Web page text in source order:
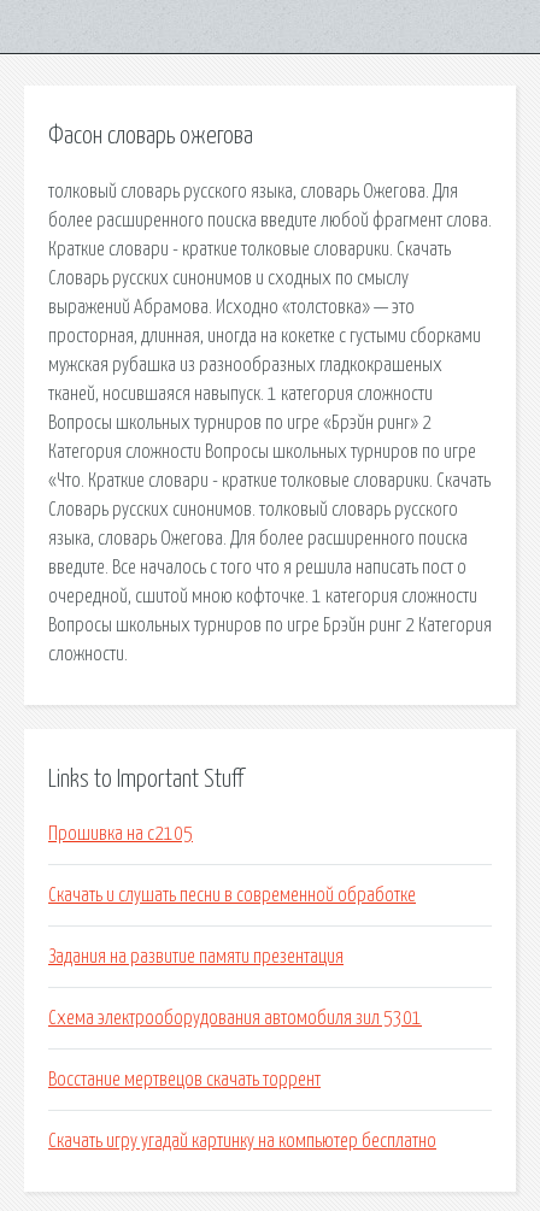
Фасон словарь ожегова
толковый словарь русского языка, словарь Ожегова. Для
более расширенного поиска введите любой фрагмент слова.
Краткие словари - краткие толковые словарики. Скачать
Словарь русских синонимов и сходных по смыслу
выражений Абрамова. Исходно «толстовка» — это
просторная, длинная, иногда на кокетке с густыми сборками
мужская рубашка из разнообразных гладкокрашеных
тканей, носившаяся навыпуск. 1 категория сложности
Вопросы школьных турниров по игре «Брэйн ринг» 2
Категория сложности Вопросы школьных турниров по игре
«Что. Краткие словари - краткие толковые словарики. Скачать
Словарь русских синонимов. толковый словарь русского
языка, словарь Ожегова. Для более расширенного поиска
введите. Все началось с того что я решила написать пост о
очередной, сшитой мною кофточке. 1 категория сложности
Вопросы школьных турниров по игре Брэйн ринг 2 Категория
сложности.
Links to Important Stuff
Прошивка на с2105
Скачать и слушать песни в современной обработке
Задания на развитие памяти презентация
Схема электрооборудования автомобиля зил 5301
Восстание мертвецов скачать торрент
Скачать игру угадай картинку на компьютер бесплатно